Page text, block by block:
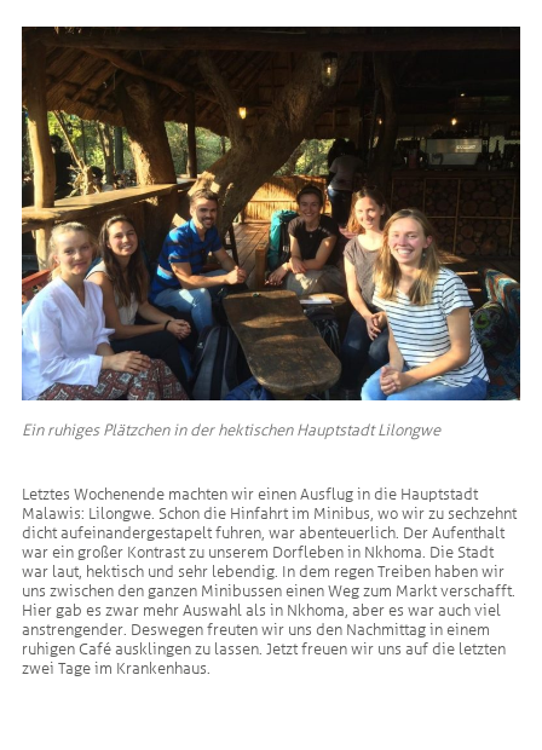
Ein ruhiges Plätzchen in der hektischen Hauptstadt Lilongwe
Letztes Wochenende machten wir einen Ausflug in die Hauptstadt
Malawis: Lilongwe. Schon die Hinfahrt im Minibus, wo wir zu sechzehnt
dicht aufeinandergestapelt fuhren, war abenteuerlich. Der Aufenthalt
war ein großer Kontrast zu unserem Dorfleben in Nkhoma. Die Stadt
war laut, hektisch und sehr lebendig. In dem regen Treiben haben wir
uns zwischen den ganzen Minibussen einen Weg zum Markt verschafft.
Hier gab es zwar mehr Auswahl als in Nkhoma, aber es war auch viel
anstrengender. Deswegen freuten wir uns den Nachmittag in einem
ruhigen Café ausklingen zu lassen. Jetzt freuen wir uns auf die letzten
zwei Tage im Krankenhaus.